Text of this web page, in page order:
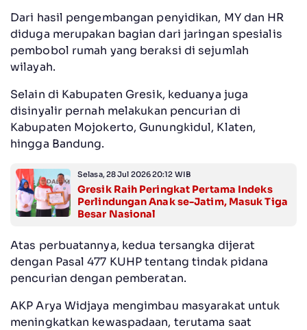
Dari hasil pengembangan penyidikan, MY dan HR
diduga merupakan bagian dari jaringan spesialis
pembobol rumah yang beraksi di sejumlah
wilayah.
Selain di Kabupaten Gresik, keduanya juga
disinyalir pernah melakukan pencurian di
Kabupaten Mojokerto, Gunungkidul, Klaten,
hingga Bandung.
Selasa, 28 Jul 2026 20:12 WIB
Gresik Raih Peringkat Pertama Indeks
Perlindungan Anak se-Jatim, Masuk Tiga
Besar Nasional
Atas perbuatannya, kedua tersangka dijerat
dengan Pasal 477 KUHP tentang tindak pidana
pencurian dengan pemberatan.
AKP Arya Widjaya mengimbau masyarakat untuk
meningkatkan kewaspadaan, terutama saat